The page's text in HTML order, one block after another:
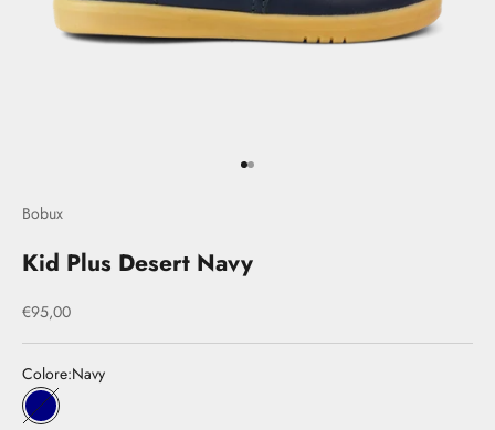
Vai all'articolo 1
Vai all'articolo 2
Bobux
Kid Plus Desert Navy
Prezzo scontato
€95,00
Colore:Navy
Navy